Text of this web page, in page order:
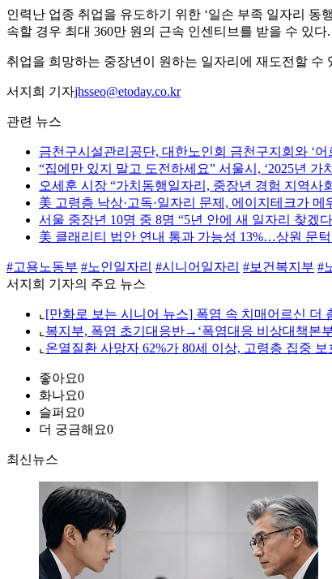
인력난 업종 취업을 유도하기 위한 ‘일손 부족 일자리 동
속할 경우 최대 360만 원의 근속 인센티브를 받을 수 있다.
취업을 희망하는 중장년이 원하는 일자리에 재도전할 수
서지희 기자jhsseo@etoday.co.kr
관련 뉴스
금천구시설관리공단, 대한노인회 금천구지회와 ‘어
“집에만 있지 말고 도전하세요” 서울시, ‘2025년 가
오세훈 시장 “가치동행일자리, 중장년 경험 지역사
美 고령층 낙상·고독·일자리 문제, 에이지테크가 메
서울 중장년 10명 중 8명 “5년 안에 새 일자리 찾겠
美 클래리티 법안 연내 통과 가능성 13%…상원 문
#고용노동부 #노인일자리 #시니어일자리 #보건복지부 #
서지희 기자의 주요 뉴스
⌞ [만화로 보는 시니어 뉴스] 폭염 속 치매어르신 더
⌞ 복지부, 폭염 초기대응반→‘폭염대응 비상대책본
⌞ 온열질환 사망자 62%가 80세 이상, 고령층 집중 보
좋아요0
화나요0
슬퍼요0
더 궁금해요0
최신뉴스